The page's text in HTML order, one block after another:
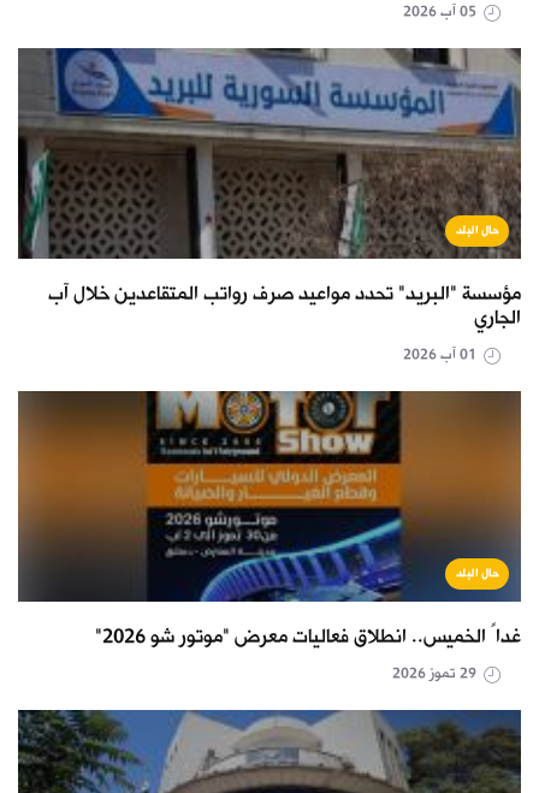
حال البلد
مؤسسة "البريد" تحدد مواعيد صرف رواتب المتقاعدين خلال آب
الجاري
حال البلد
غداً الخميس.. انطلاق فعاليات معرض "موتور شو 2026"